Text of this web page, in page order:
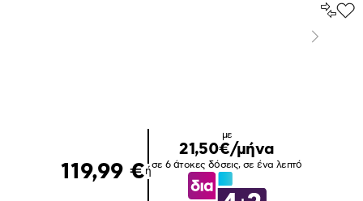
Επόμενο
119,99 €ή
με
21,50€/μήνα
σε 6 άτοκες δόσεις, σε ένα λεπτό